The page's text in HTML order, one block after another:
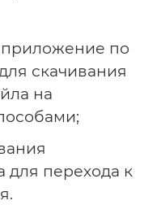
приложение по
скачивания
на
для перехода к